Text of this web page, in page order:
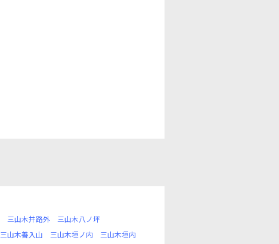
三山木井路外
三山木八ノ坪
三山木善入山 三山木垣ノ内
三山木垣内